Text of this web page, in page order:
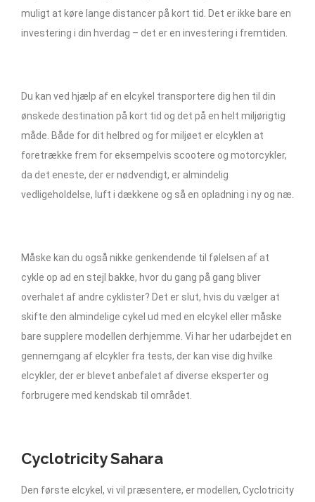
muligt at køre lange distancer på kort tid. Det er ikke bare en
investering i din hverdag – det er en investering i fremtiden.
Du kan ved hjælp af en elcykel transportere dig hen til din
ønskede destination på kort tid og det på en helt miljørigtig
måde. Både for dit helbred og for miljøet er elcyklen at
foretrække frem for eksempelvis scootere og motorcykler,
da det eneste, der er nødvendigt, er almindelig
vedligeholdelse, luft i dækkene og så en opladning i ny og næ.
Måske kan du også nikke genkendende til følelsen af at
cykle op ad en stejl bakke, hvor du gang på gang bliver
overhalet af andre cyklister? Det er slut, hvis du vælger at
skifte den almindelige cykel ud med en elcykel eller måske
bare supplere modellen derhjemme. Vi har her udarbejdet en
gennemgang af elcykler fra tests, der kan vise dig hvilke
elcykler, der er blevet anbefalet af diverse eksperter og
forbrugere med kendskab til området.
Cyclotricity Sahara
Den første elcykel, vi vil præsentere, er modellen, Cyclotricity